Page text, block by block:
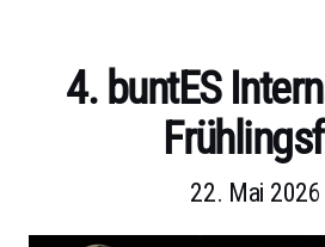
Kategorien4. buntES
22. Mai 2026